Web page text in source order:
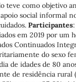
teve como objetivo
social informal
Participantes
em 2019 por um
Continuados
do sexo
de idades de 80
de residência rural